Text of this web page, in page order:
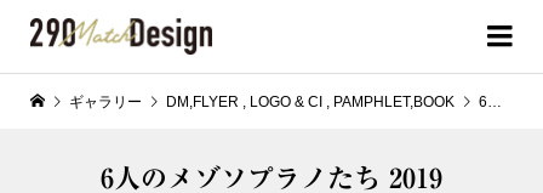
ギャラリー DM,FLYER , LOGO & CI , PAMPHLET,BOOK 6人のメゾソプラノたち 2019
6人のメゾソプラノたち 2019